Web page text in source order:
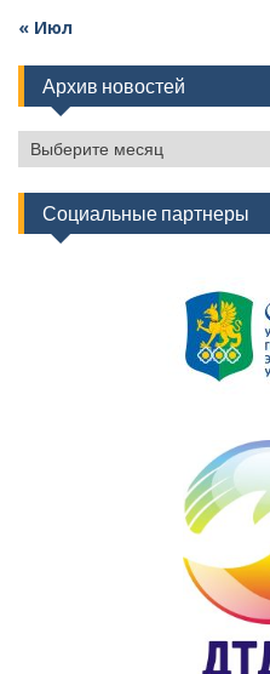
« Июл
Архив новостей
Архив
новостей
Социальные партнеры